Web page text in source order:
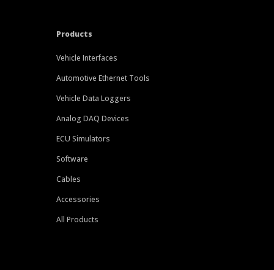
Products
Vehicle Interfaces
Automotive Ethernet Tools
Vehicle Data Loggers
Analog DAQ Devices
ECU Simulators
Software
Cables
Accessories
All Products